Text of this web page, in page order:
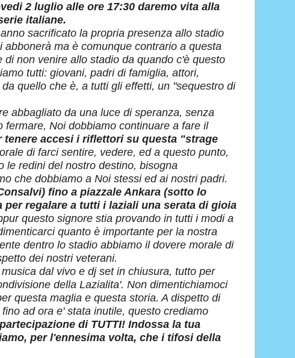
2 luglio alle ore 17:30 daremo vita alla
italiane.
sacrificato la propria presenza allo stadio
ma è comunque contrario a questa
non venire allo stadio da quando c'è questo
tutti: giovani, padri di famiglia, attori,
quello che è, a tutti gli effetti, un "sequestro di
abbagliato da una luce di speranza, senza
Noi dobbiamo continuare a fare il
tenere accesi i riflettori su questa "strage
di farci sentire, vedere, ed a questo punto,
le redini del nostro destino, bisogna
che dobbiamo a Noi stessi ed ai nostri padri.
fino a piazzale Ankara (sotto lo
regalare a tutti i laziali una serata di gioia
questo signore stia provando in tutti i modi a
quanto è importante per la nostra
dentro lo stadio abbiamo il dovere morale di
dei nostri veterani.
dal vivo e dj set in chiusura, tutto per
della Lazialita'. Non dimentichiamoci
questa maglia e questa storia. A dispetto di
ad ora e' stata inutile, questo crediamo
di TUTTI! Indossa la tua
per l'ennesima volta, che i tifosi della